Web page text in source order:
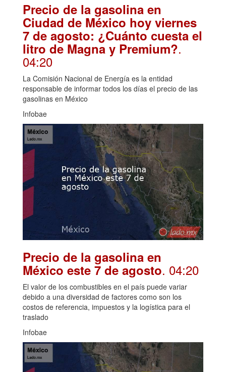
Precio de la gasolina en
Ciudad de México hoy viernes
7 de agosto: ¿Cuánto cuesta el
litro de Magna y Premium?.
04:20
La Comisión Nacional de Energía es la entidad
responsable de informar todos los días el precio de las
gasolinas en México
Infobae
Precio de la gasolina en
México este 7 de agosto. 04:20
El valor de los combustibles en el país puede variar
debido a una diversidad de factores como son los
costos de referencia, impuestos y la logística para el
traslado
Infobae